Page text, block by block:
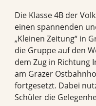
Die Klasse 4B der
einen spannenden
„Kleinen Zeitung“ in
die Gruppe auf den
dem Zug in Richtung
am Grazer
fortgesetzt. Dabei
Schüler die